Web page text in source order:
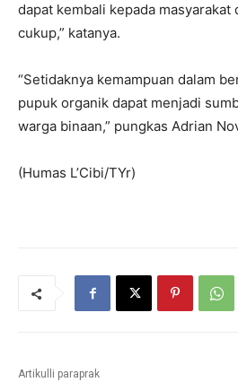
dapat kembali kepada masyarakat
cukup,” katanya.
“Setidaknya kemampuan dalam
pupuk organik dapat menjadi
warga binaan,” pungkas Adrian
(Humas L’Cibi/TYr)
Artikulli paraprak